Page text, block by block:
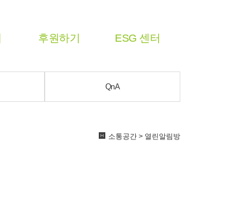
후원하기 ESG 센터
QnA
소통공간 > 열린알림방